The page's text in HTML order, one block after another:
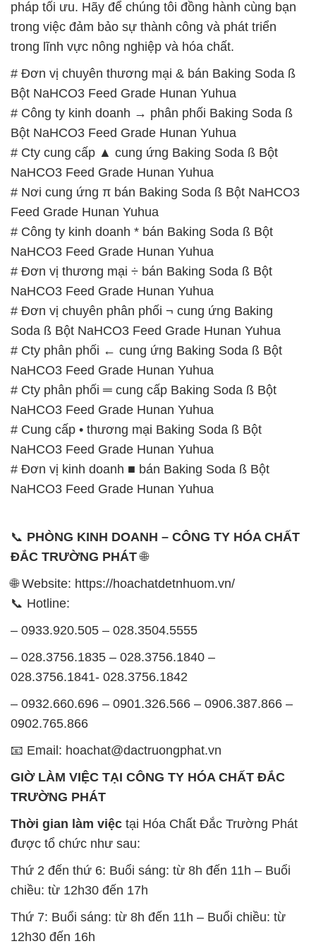
pháp tối ưu. Hãy để chúng tôi đồng hành cùng bạn
trong việc đảm bảo sự thành công và phát triển
trong lĩnh vực nông nghiệp và hóa chất.
# Đơn vị chuyên thương mại & bán Baking Soda ß
Bột NaHCO3 Feed Grade Hunan Yuhua
# Công ty kinh doanh → phân phối Baking Soda ß
Bột NaHCO3 Feed Grade Hunan Yuhua
# Cty cung cấp ▲ cung ứng Baking Soda ß Bột
NaHCO3 Feed Grade Hunan Yuhua
# Nơi cung ứng π bán Baking Soda ß Bột NaHCO3
Feed Grade Hunan Yuhua
# Công ty kinh doanh * bán Baking Soda ß Bột
NaHCO3 Feed Grade Hunan Yuhua
# Đơn vị thương mại ÷ bán Baking Soda ß Bột
NaHCO3 Feed Grade Hunan Yuhua
# Đơn vị chuyên phân phối ¬ cung ứng Baking
Soda ß Bột NaHCO3 Feed Grade Hunan Yuhua
# Cty phân phối ← cung ứng Baking Soda ß Bột
NaHCO3 Feed Grade Hunan Yuhua
# Cty phân phối ═ cung cấp Baking Soda ß Bột
NaHCO3 Feed Grade Hunan Yuhua
# Cung cấp • thương mại Baking Soda ß Bột
NaHCO3 Feed Grade Hunan Yuhua
# Đơn vị kinh doanh ■ bán Baking Soda ß Bột
NaHCO3 Feed Grade Hunan Yuhua
📞 PHÒNG KINH DOANH – CÔNG TY HÓA CHẤT
ĐẮC TRƯỜNG PHÁT🌐
🌐 Website: https://hoachatdetnhuom.vn/
📞 Hotline:
– 0933.920.505 – 028.3504.5555
– 028.3756.1835 – 028.3756.1840 –
028.3756.1841- 028.3756.1842
– 0932.660.696 – 0901.326.566 – 0906.387.866 –
0902.765.866
📧 Email: hoachat@dactruongphat.vn
GIỜ LÀM VIỆC TẠI CÔNG TY HÓA CHẤT ĐẮC
TRƯỜNG PHÁT
Thời gian làm việc tại Hóa Chất Đắc Trường Phát
được tổ chức như sau:
Thứ 2 đến thứ 6: Buổi sáng: từ 8h đến 11h – Buổi
chiều: từ 12h30 đến 17h
Thứ 7: Buổi sáng: từ 8h đến 11h – Buổi chiều: từ
12h30 đến 16h